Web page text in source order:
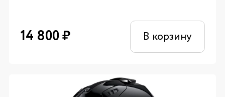
14 800₽ В корзину